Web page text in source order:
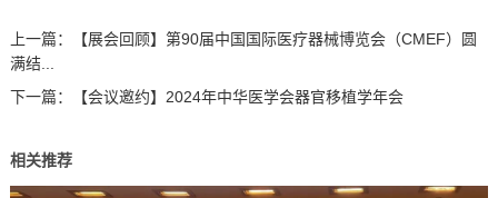
上一篇：
【展会回顾】第90届中国国际医疗器械博览会（CMEF）圆
满结...
下一篇：
【会议邀约】2024年中华医学会器官移植学年会
相关推荐